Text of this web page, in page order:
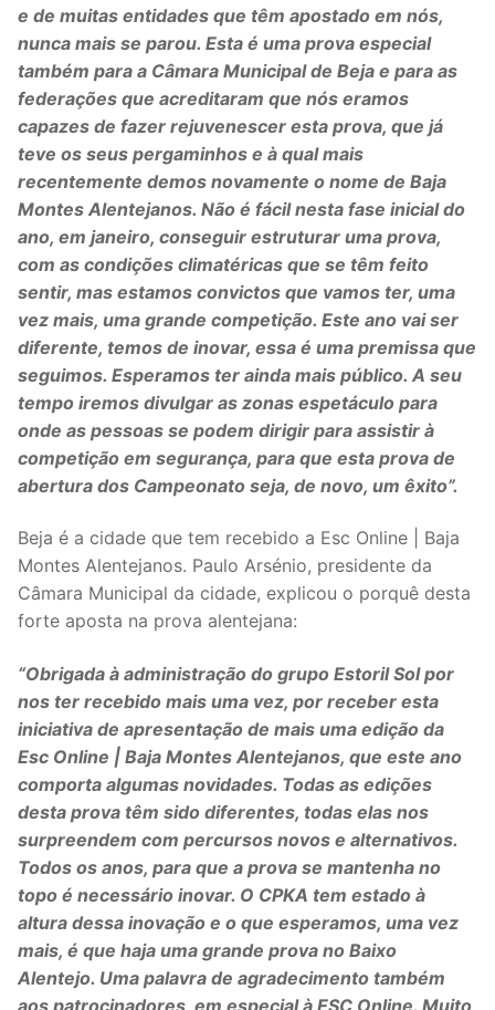
e de muitas entidades que têm apostado em nós,
nunca mais se parou. Esta é uma prova especial
também para a Câmara Municipal de Beja e para as
federações que acreditaram que nós eramos
capazes de fazer rejuvenescer esta prova, que já
teve os seus pergaminhos e à qual mais
recentemente demos novamente o nome de Baja
Montes Alentejanos. Não é fácil nesta fase inicial do
ano, em janeiro, conseguir estruturar uma prova,
com as condições climatéricas que se têm feito
sentir, mas estamos convictos que vamos ter, uma
vez mais, uma grande competição. Este ano vai ser
diferente, temos de inovar, essa é uma premissa que
seguimos. Esperamos ter ainda mais público. A seu
tempo iremos divulgar as zonas espetáculo para
onde as pessoas se podem dirigir para assistir à
competição em segurança, para que esta prova de
abertura dos Campeonato seja, de novo, um êxito”.
Beja é a cidade que tem recebido a Esc Online | Baja
Montes Alentejanos. Paulo Arsénio, presidente da
Câmara Municipal da cidade, explicou o porquê desta
forte aposta na prova alentejana:
“Obrigada à administração do grupo Estoril Sol por
nos ter recebido mais uma vez, por receber esta
iniciativa de apresentação de mais uma edição da
Esc Online | Baja Montes Alentejanos, que este ano
comporta algumas novidades. Todas as edições
desta prova têm sido diferentes, todas elas nos
surpreendem com percursos novos e alternativos.
Todos os anos, para que a prova se mantenha no
topo é necessário inovar. O CPKA tem estado à
altura dessa inovação e o que esperamos, uma vez
mais, é que haja uma grande prova no Baixo
Alentejo. Uma palavra de agradecimento também